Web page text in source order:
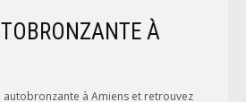
À
autobronzante à Amiens et retrouvez